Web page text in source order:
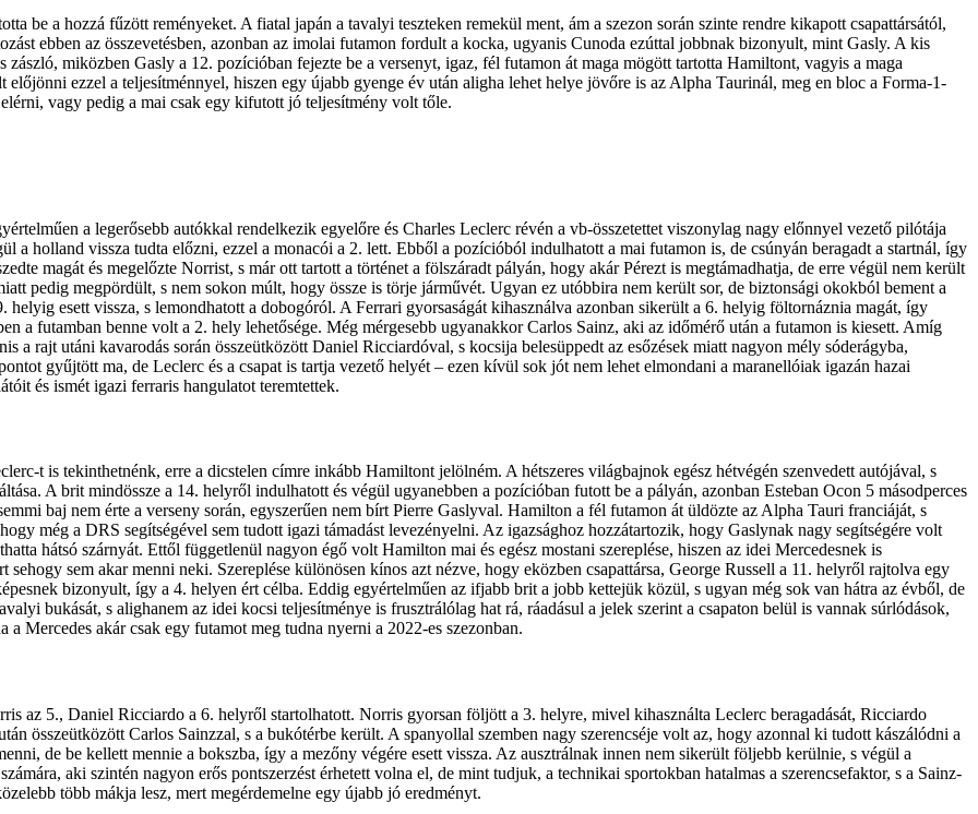
be a hozzá fűzött reményeket. A fiatal japán a tavalyi teszteken remekül ment, ám a szezon során szinte rendre kikapott csapattársától,
ebben az összevetésben, azonban az imolai futamon fordult a kocka, ugyanis Cunoda ezúttal jobbnak bizonyult, mint Gasly. A kis
miközben Gasly a 12. pozícióban fejezte be a versenyt, igaz, fél futamon át maga mögött tartotta Hamiltont, vagyis a maga
ezzel a teljesítménnyel, hiszen egy újabb gyenge év után aligha lehet helye jövőre is az Alpha Taurinál, meg en bloc a Forma-1-
vagy pedig a mai csak egy kifutott jó teljesítmény volt tőle.
a legerősebb autókkal rendelkezik egyelőre és Charles Leclerc révén a vb-összetettet viszonylag nagy előnnyel vezető pilótája
a holland vissza tudta előzni, ezzel a monacói a 2. lett. Ebből a pozícióból indulhatott a mai futamon is, de csúnyán beragadt a startnál, így
magát és megelőzte Norrist, s már ott tartott a történet a fölszáradt pályán, hogy akár Pérezt is megtámadhatja, de erre végül nem került
pedig megpördült, s nem sokon múlt, hogy össze is törje járművét. Ugyan ez utóbbira nem került sor, de biztonsági okokból bement a
helyig esett vissza, s lemondhatott a dobogóról. A Ferrari gyorsaságát kihasználva azonban sikerült a 6. helyig föltornáznia magát, így
a futamban benne volt a 2. hely lehetősége. Még mérgesebb ugyanakkor Carlos Sainz, aki az időmérő után a futamon is kiesett. Amíg
a rajt utáni kavarodás során összeütközött Daniel Ricciardóval, s kocsija belesüppedt az esőzések miatt nagyon mély sóderágyba,
gyűjtött ma, de Leclerc és a csapat is tartja vezető helyét – ezen kívül sok jót nem lehet elmondani a maranellóiak igazán hazai
és ismét igazi ferraris hangulatot teremtettek.
t is tekinthetnénk, erre a dicstelen címre inkább Hamiltont jelölném. A hétszeres világbajnok egész hétvégén szenvedett autójával, s
A brit mindössze a 14. helyről indulhatott és végül ugyanebben a pozícióban futott be a pályán, azonban Esteban Ocon 5 másodperces
baj nem érte a verseny során, egyszerűen nem bírt Pierre Gaslyval. Hamilton a fél futamon át üldözte az Alpha Tauri franciáját, s
még a DRS segítségével sem tudott igazi támadást levezényelni. Az igazsághoz hozzátartozik, hogy Gaslynak nagy segítségére volt
hátsó szárnyát. Ettől függetlenül nagyon égő volt Hamilton mai és egész mostani szereplése, hiszen az idei Mercedesnek is
sem akar menni neki. Szereplése különösen kínos azt nézve, hogy eközben csapattársa, George Russell a 11. helyről rajtolva egy
bizonyult, így a 4. helyen ért célba. Eddig egyértelműen az ifjabb brit a jobb kettejük közül, s ugyan még sok van hátra az évből, de
bukását, s alighanem az idei kocsi teljesítménye is frusztrálólag hat rá, ráadásul a jelek szerint a csapaton belül is vannak súrlódások,
Mercedes akár csak egy futamot meg tudna nyerni a 2022-es szezonban.
az 5., Daniel Ricciardo a 6. helyről startolhatott. Norris gyorsan följött a 3. helyre, mivel kihasználta Leclerc beragadását, Ricciardo
összeütközött Carlos Sainzzal, s a bukótérbe került. A spanyollal szemben nagy szerencséje volt az, hogy azonnal ki tudott kászálódni a
de be kellett mennie a bokszba, így a mezőny végére esett vissza. Az ausztrálnak innen nem sikerült följebb kerülnie, s végül a
aki szintén nagyon erős pontszerzést érhetett volna el, de mint tudjuk, a technikai sportokban hatalmas a szerencsefaktor, s a Sainz-
több mákja lesz, mert megérdemelne egy újabb jó eredményt.